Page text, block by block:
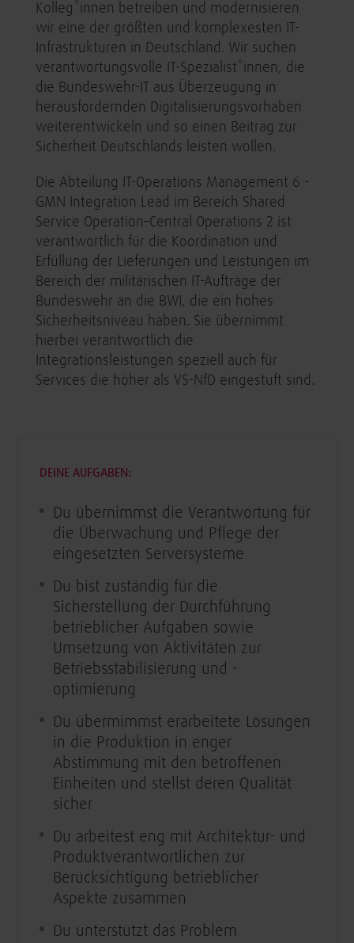
Kolleg*innen betreiben und modernisieren
wir eine der größten und komplexesten IT-
Infrastrukturen in Deutschland. Wir suchen
verantwortungsvolle IT-Spezialist*innen, die
die Bundeswehr-IT aus Überzeugung in
herausfordernden Digitalisierungsvorhaben
weiterentwickeln und so einen Beitrag zur
Sicherheit Deutschlands leisten wollen.
Die Abteilung IT-Operations Management 6 -
GMN Integration Lead im Bereich Shared
Service Operation–Central Operations 2 ist
verantwortlich für die Koordination und
Erfüllung der Lieferungen und Leistungen im
Bereich der militärischen IT-Aufträge der
Bundeswehr an die BWI, die ein hohes
Sicherheitsniveau haben. Sie übernimmt
hierbei verantwortlich die
Integrationsleistungen speziell auch für
Services die höher als VS-NfD eingestuft sind.​
DEINE AUFGABEN:
Du übernimmst die Verantwortung für
die Überwachung und Pflege der
eingesetzten Serversysteme
Du bist zuständig für die
Sicherstellung der Durchführung
betrieblicher Aufgaben sowie
Umsetzung von Aktivitäten zur
Betriebsstabilisierung und -
optimierung
Du übermimmst erarbeitete Lösungen
in die Produktion in enger
Abstimmung mit den betroffenen
Einheiten und stellst deren Qualität
sicher
Du arbeitest eng mit Architektur- und
Produktverantwortlichen zur
Berücksichtigung betrieblicher
Aspekte zusammen
Du unterstützt das Problem